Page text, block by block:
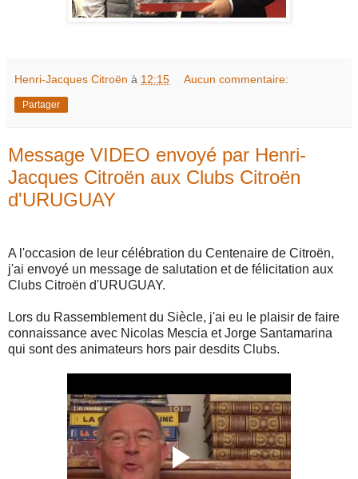
Henri-Jacques Citroën à 12:15 Aucun commentaire:
Partager
Message VIDEO envoyé par Henri-
Jacques Citroën aux Clubs Citroën
d'URUGUAY
A l'occasion de leur célébration du Centenaire de Citroën,
j'ai envoyé un message de salutation et de félicitation aux
Clubs Citroën d'URUGUAY.
Lors du Rassemblement du Siècle, j'ai eu le plaisir de faire
connaissance avec Nicolas Mescia et Jorge Santamarina
qui sont des animateurs hors pair desdits Clubs.